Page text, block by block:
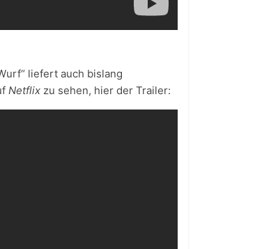
liefert auch bislang
Netflix zu sehen, hier der Trailer: